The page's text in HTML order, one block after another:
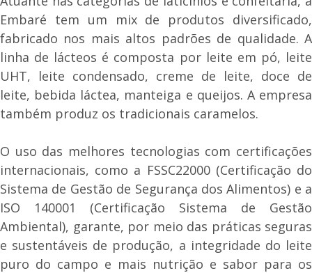
Embaré tem um mix de produtos diversificado,
fabricado nos mais altos padrões de qualidade. A
linha de lácteos é composta por leite em pó, leite
UHT, leite condensado, creme de leite, doce de
leite, bebida láctea, manteiga e queijos. A empresa
também produz os tradicionais caramelos.
O uso das melhores tecnologias com certificações
internacionais, como a FSSC22000 (Certificação do
Sistema de Gestão de Segurança dos Alimentos) e a
ISO 140001 (Certificação Sistema de Gestão
Ambiental), garante, por meio das práticas seguras
e sustentáveis de produção, a integridade do leite
puro do campo e mais nutrição e sabor para os